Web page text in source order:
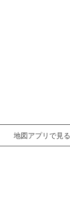
地図アプリで見る